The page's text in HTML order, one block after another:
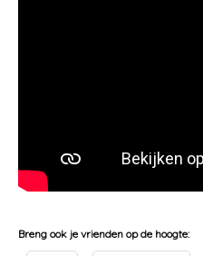
Breng ook je vrienden op de hoogte: